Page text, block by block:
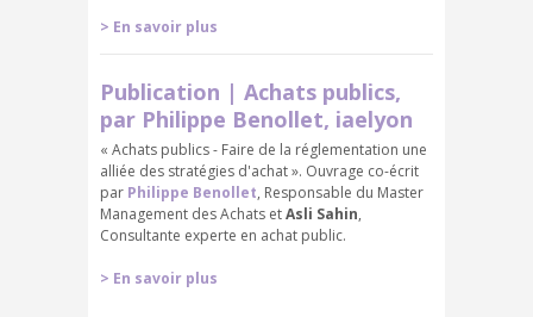
> En savoir plus
Publication | Achats publics,
par Philippe Benollet, iaelyon
« Achats publics - Faire de la réglementation une
alliée des stratégies d'achat ». Ouvrage co-écrit
par Philippe Benollet, Responsable du Master
Management des Achats etAsli Sahin,
Consultante experte en achat public.
> En savoir plus